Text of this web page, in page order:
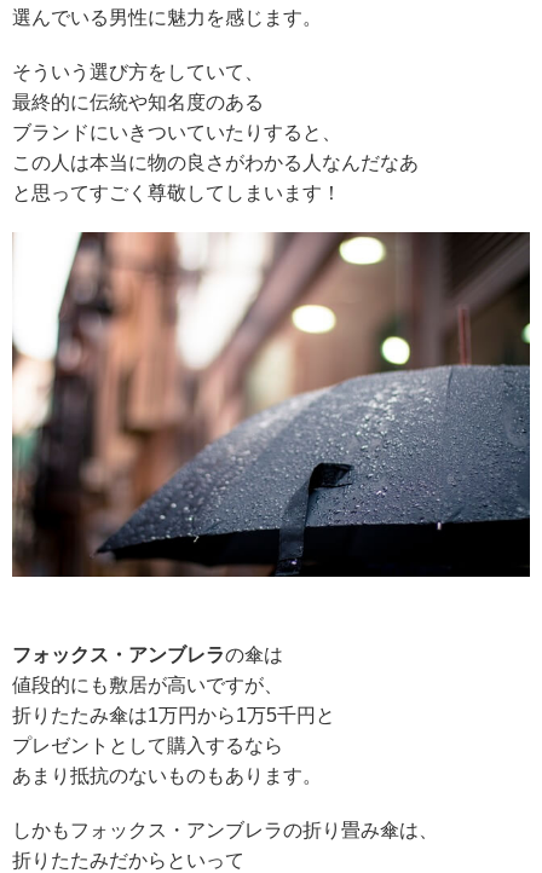
選んでいる男性に魅力を感じます。
そういう選び方をしていて、
最終的に伝統や知名度のある
ブランドにいきついていたりすると、
この人は本当に物の良さがわかる人なんだなあ
と思ってすごく尊敬してしまいます！
フォックス・アンブレラの傘は
値段的にも敷居が高いですが、
折りたたみ傘は1万円から1万5千円と
プレゼントとして購入するなら
あまり抵抗のないものもあります。
しかもフォックス・アンブレラの折り畳み傘は、
折りたたみだからといって